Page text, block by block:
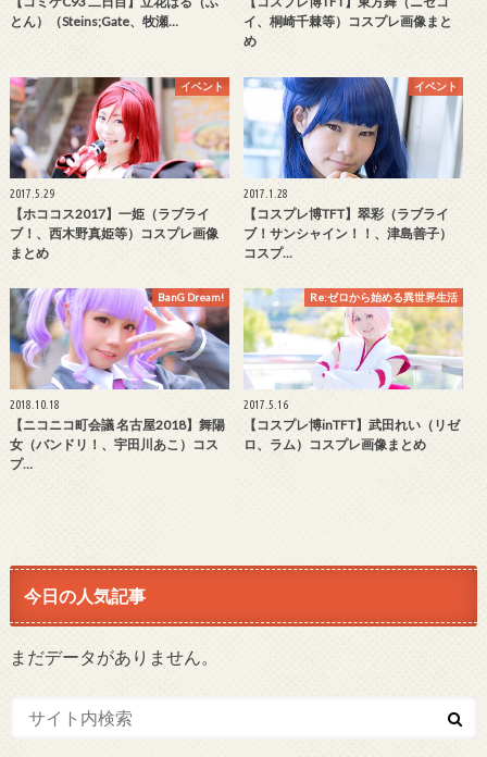
とん）（Steins;Gate、牧瀬…
イ、桐崎千棘等）コスプレ画像まと
め
イベント
2017.5.29
【ホココス2017】一姫（ラブライ
ブ！、西木野真姫等）コスプレ画像
まとめ
イベント
2017.1.28
【コスプレ博TFT】翠彩（ラブライ
ブ！サンシャイン！！、津島善子）
コスプ…
BanG Dream!
2018.10.18
【ニコニコ町会議 名古屋2018】舞陽
女（バンドリ！、宇田川あこ）コス
プ…
Re:ゼロから始める異世界生活
2017.5.16
【コスプレ博inTFT】武田れい（リゼ
ロ、ラム）コスプレ画像まとめ
今日の人気記事
まだデータがありません。